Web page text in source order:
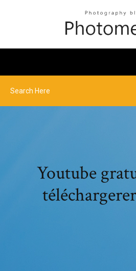
Youtube